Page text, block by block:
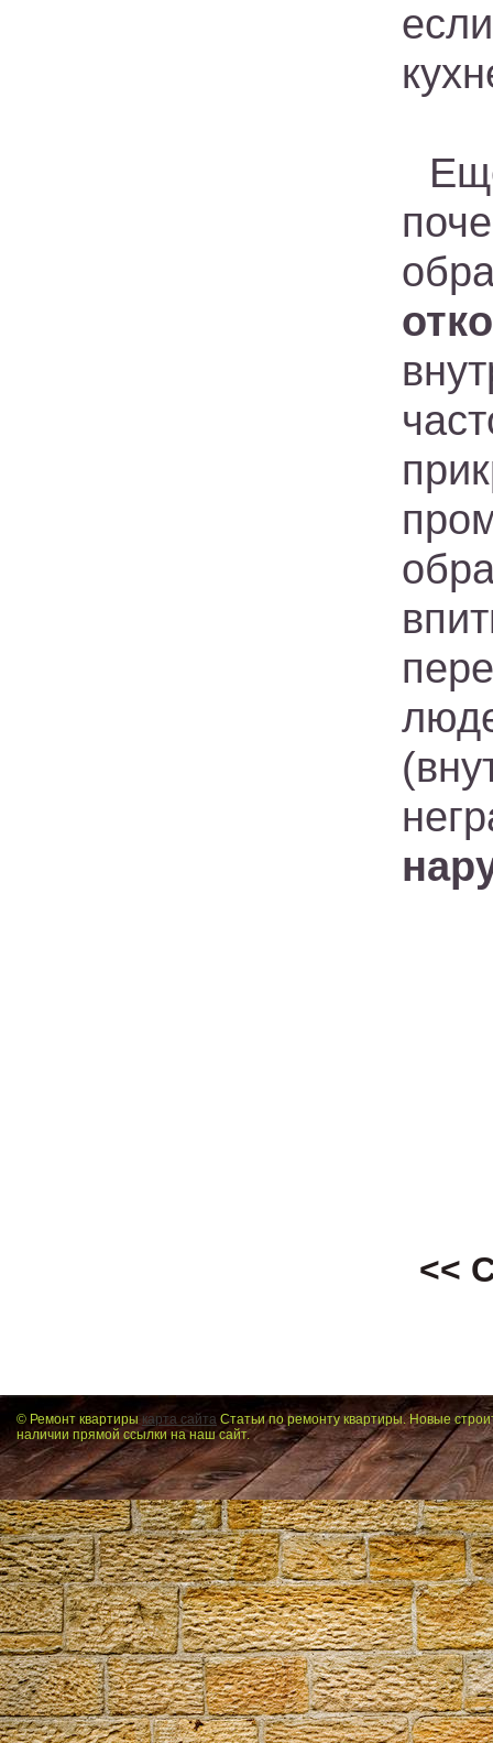
<<
© Ремонт квартирыкарта сайта Статьи по ремонту квартиры. Новые
наличии прямой ссылки на наш сайт.